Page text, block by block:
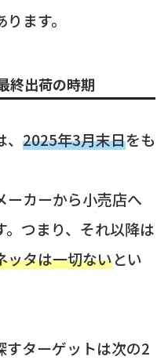
ます。
終出荷の時期
2025年3月末日をも
ーカーから小売店へ
つまり、それ以降は
ッタは一切ないとい
すターゲットは次の2